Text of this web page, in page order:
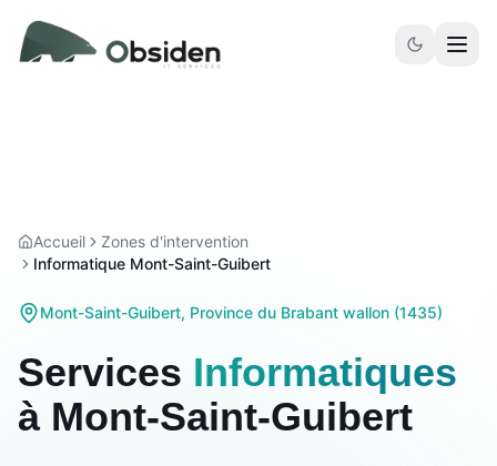
Accueil
Zones d'intervention
Informatique Mont-Saint-Guibert
Mont-Saint-Guibert, Province du Brabant wallon (1435)
Services Informatiques
à Mont-Saint-Guibert